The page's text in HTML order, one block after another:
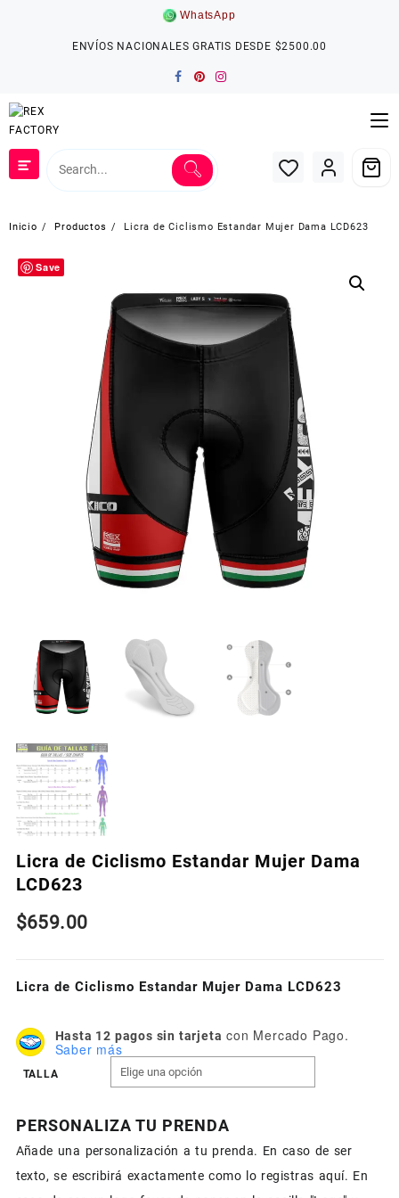
WhatsApp
ENVÍOS NACIONALES GRATIS DESDE $2500.00
Inicio Productos Licra de Ciclismo Estandar Mujer Dama LCD623
Save
Licra de Ciclismo Estandar Mujer Dama
LCD623
$659.00
Licra de Ciclismo Estandar Mujer Dama LCD623
Hasta 12 pagos sin tarjeta con Mercado Pago.
Saber más
TALLA
PERSONALIZA TU PRENDA
Añade una personalización a tu prenda. En caso de ser
texto, se escribirá exactamente como lo registras aquí. En